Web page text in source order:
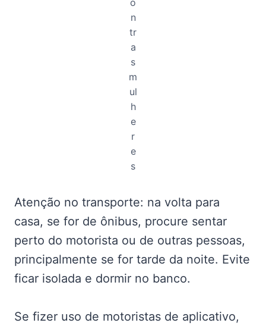
o
n
tr
a
s
m
ul
h
e
r
e
s
Atenção no transporte: na volta para
casa, se for de ônibus, procure sentar
perto do motorista ou de outras pessoas,
principalmente se for tarde da noite. Evite
ficar isolada e dormir no banco.
Se fizer uso de motoristas de aplicativo,